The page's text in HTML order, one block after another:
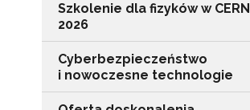
Szkolenie dla fizyków w CERN
2026
Cyberbezpieczeństwo
i nowoczesne technologie